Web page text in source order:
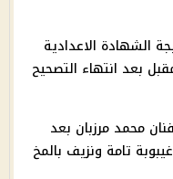
الشهادة الاعدادية
بعد انتهاء التصحيح
محمد مرزبان بعد
تامة ونزيف بالمخ